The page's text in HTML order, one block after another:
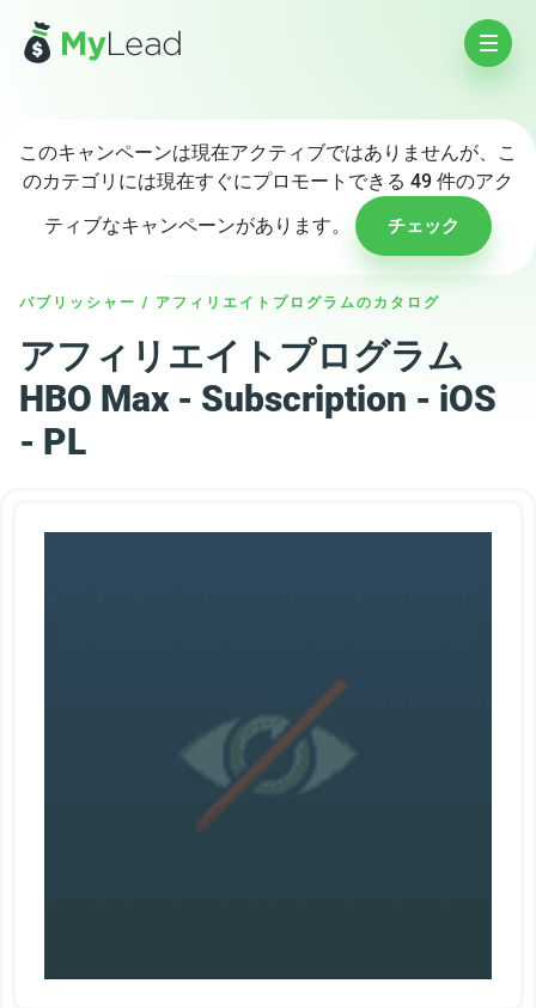
このキャンペーンは現在アクティブではありませんが、こ
のカテゴリには現在すぐにプロモートできる 49 件のアク
ティブなキャンペーンがあります。
チェック
パブリッシャー / アフィリエイトプログラムのカタログ
アフィリエイトプログラム
HBO Max - Subscription - iOS
- PL